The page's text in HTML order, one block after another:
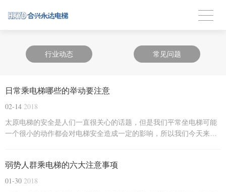
行业动态 常见问题
日常乘电梯哪些的举动要注意
02-14 2018
太原电梯的安全是人们一直很关心的话题，但是我们平常坐电梯可能
一个很小的动作都会对电梯安全造成一定的影响，所以我们今天来跟
弱势人群乘电梯的六大注意事项
01-30 2018